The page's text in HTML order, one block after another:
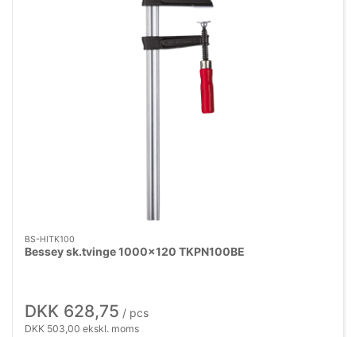
BS-HITK100
Bessey sk.tvinge 1000×120 TKPN100BE
DKK 628,75 / pcs
DKK 503,00 ekskl. moms